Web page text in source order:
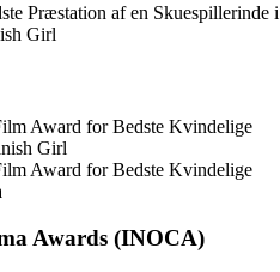
Præstation af en Skuespillerinde i
Girl
Award for Bedste Kvindelige
Girl
Award for Bedste Kvindelige
Awards (INOCA)